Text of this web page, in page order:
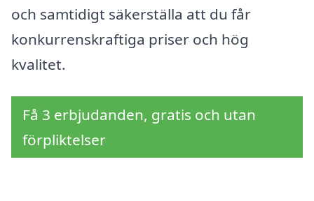
och samtidigt säkerställa att du får
konkurrenskraftiga priser och hög
kvalitet.
Få 3 erbjudanden, gratis och utan
förpliktelser